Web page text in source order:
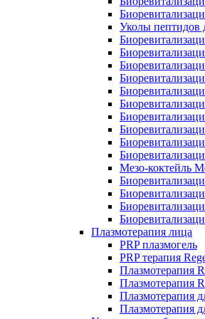
Уколы пептидов
Мезо-коктейль
Плазмотерапия лица
PRP плазмогель
PRP терапия
Плазмотерапия
Плазмотерапия
Плазмотерапия
Плазмотерапия